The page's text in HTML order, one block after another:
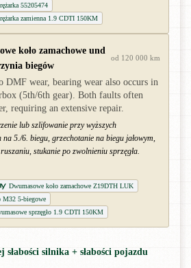
55205474
zamienna 1.9 CDTI 150KM
koło zamachowe und
biegów
od 120 000 km
DMF wear, bearing wear also occurs in
(5th/6th gear). Both faults often
requiring an extensive repair.
lub szlifowanie przy wyższych
na 5./6. biegu, grzechotanie na biegu jałowym,
stukanie po zwolnieniu sprzęgła.
Dwumasowe koło zamachowe Z19DTH LUK
M32 5-biegowe
sprzęgło 1.9 CDTI 150KM
słabości silnika + słabości pojazdu